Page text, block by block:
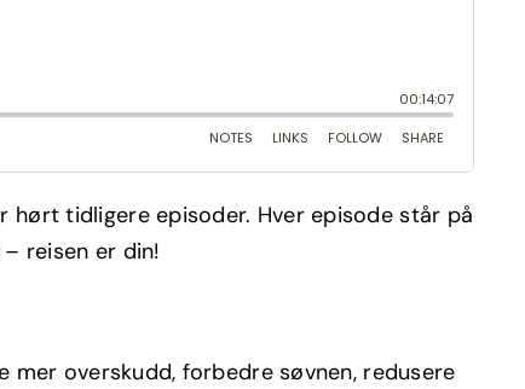
hørt tidligere episoder. Hver episode står på
reisen er din!
mer overskudd, forbedre søvnen, redusere